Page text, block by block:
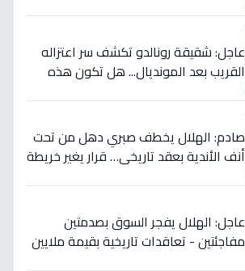
عاجل: شقيقة رونالدو تكشف سر اعتزاله
القريب بعد المونديال... هل تكون هذه
صادم: الهلال يخطف صبري دهل من تحت
أنف الأندية بعقد تاريخي… قرار يغير خريطة
عاجل: الهلال يفجر السوق بصدمتين
مفاجئتين - تعاقدات تاريخية بقيمة ملايين